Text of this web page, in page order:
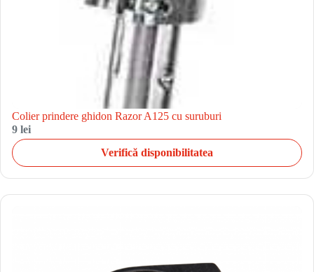
Colier prindere ghidon Razor A125 cu suruburi
9 lei
Verifică disponibilitatea